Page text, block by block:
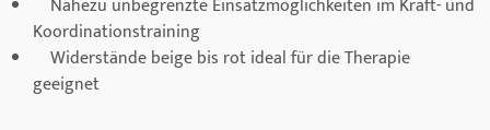
Nahezu unbegrenzte Einsatzmöglichkeiten im Kraft- und
Koordinationstraining
Widerstände beige bis rot ideal für die Therapie
geeignet